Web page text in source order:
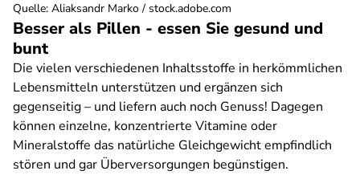
Besser als Pillen - essen Sie gesund und
bunt
Die vielen verschiedenen Inhaltsstoffe in herkömmlichen
Lebensmitteln unterstützen und ergänzen sich
gegenseitig – und liefern auch noch Genuss! Dagegen
können einzelne, konzentrierte Vitamine oder
Mineralstoffe das natürliche Gleichgewicht empfindlich
stören und gar Überversorgungen begünstigen.
Quelle: Aliaksandr Marko / stock.adobe.com